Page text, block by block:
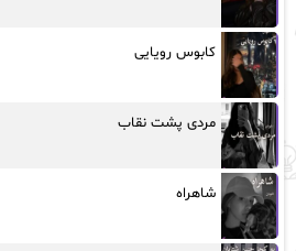
کابوس رویایی
مردی پشت نقاب
شاهراه